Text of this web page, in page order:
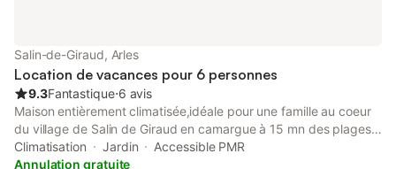
Salin-de-Giraud, Arles
Location de vacances pour 6 personnes
9.3Fantastique⋅6 avis
Maison entièrement climatisée,idéale pour une famille au coeur
du village de Salin de Giraud en camargue à 15 mn des plages
en voiture.La maison est située dans un lotissement trés calme
avec parking en bas de la maison .Idéalement située entre Arles
Climatisation Jardin
Accessible PMR
Annulation gratuite